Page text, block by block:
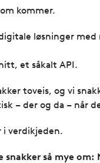
kommer.
løsninger med
et såkalt API.
toveis, og vi
– der og da – når
i verdikjeden.
så mye